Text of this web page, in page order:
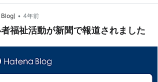
• 4年前
福祉活動が新聞で報道されました